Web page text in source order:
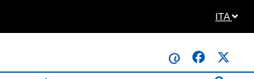
ITA
@